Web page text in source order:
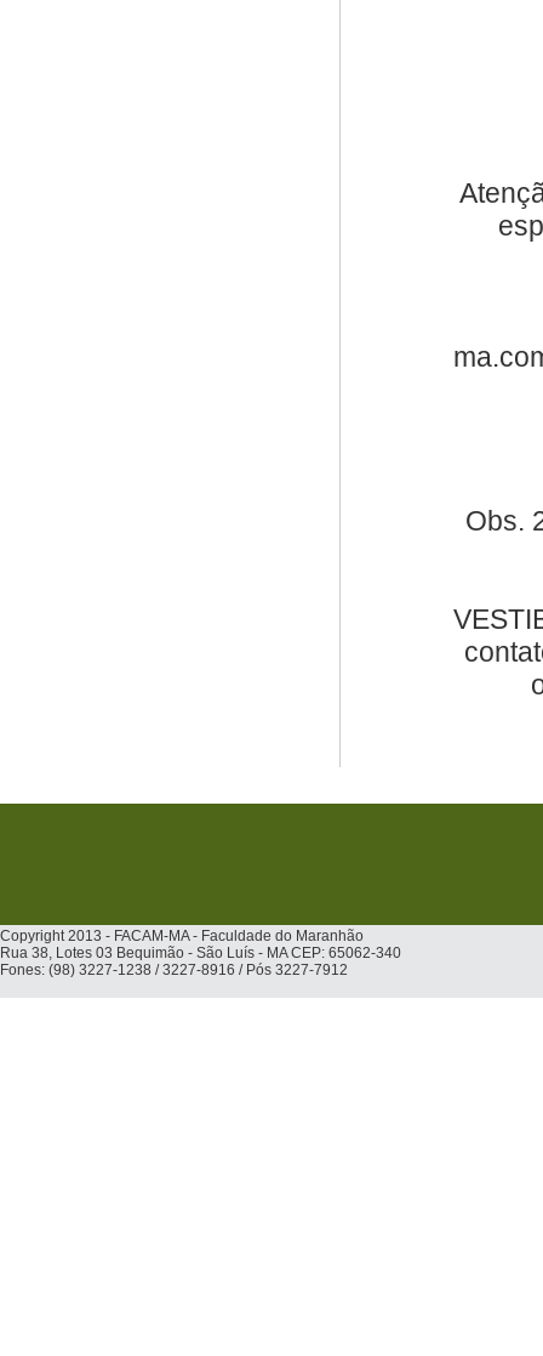
Obs.
Copyright 2013 - FACAM-MA - Faculdade do Maranhão
Rua 38, Lotes 03 Bequimão - São Luís - MA CEP: 65062-340
Fones: (98) 3227-1238 / 3227-8916 / Pós 3227-7912